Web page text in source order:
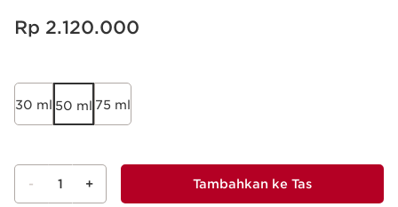
Harga sekarang Rp 2.120.000
Rp 2.120.000
30 ml 50 ml 75 ml
- 1 + Tambahkan ke Tas